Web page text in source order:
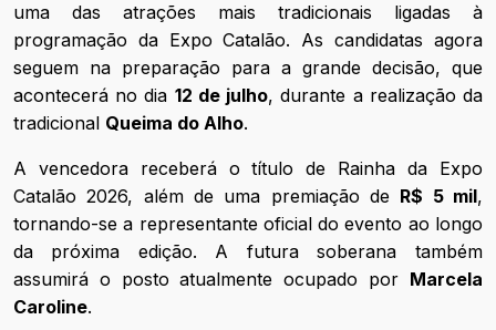
uma das atrações mais tradicionais ligadas à
programação da Expo Catalão. As candidatas agora
seguem na preparação para a grande decisão, que
acontecerá no dia 12 de julho, durante a realização da
tradicional Queima do Alho.
A vencedora receberá o título de Rainha da Expo
Catalão 2026, além de uma premiação de R$ 5 mil,
tornando-se a representante oficial do evento ao longo
da próxima edição. A futura soberana também
assumirá o posto atualmente ocupado por Marcela
Caroline.